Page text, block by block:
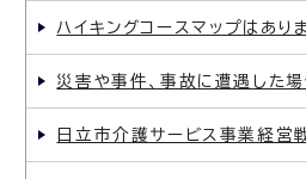
ハイキングコースマップはあり
災害や事件、事故に遭遇した
日立市介護サービス事業経営